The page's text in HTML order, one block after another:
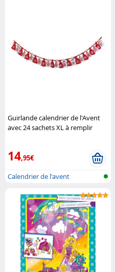
Guirlande calendrier de l'Avent
avec 24 sachets XL à remplir
14,95€
Calendrier de l'avent